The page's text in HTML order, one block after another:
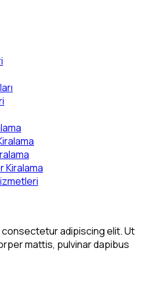
Kiralama
adipiscing elit. Ut
mattis, pulvinar dapibus